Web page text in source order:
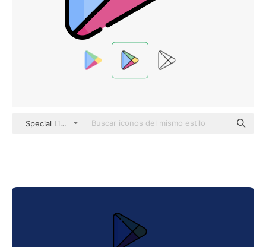
Special Lineal color